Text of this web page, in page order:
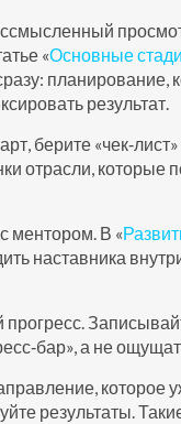
«Основные
планирование,
результат.
берите «чек‑лист»
отрасли, которые
ментором. В «
наставника
прогресс.
а не
которое
результаты.